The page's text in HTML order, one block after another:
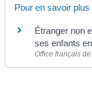
Pour en savoir plus
Étranger non
ses enfants
Office français